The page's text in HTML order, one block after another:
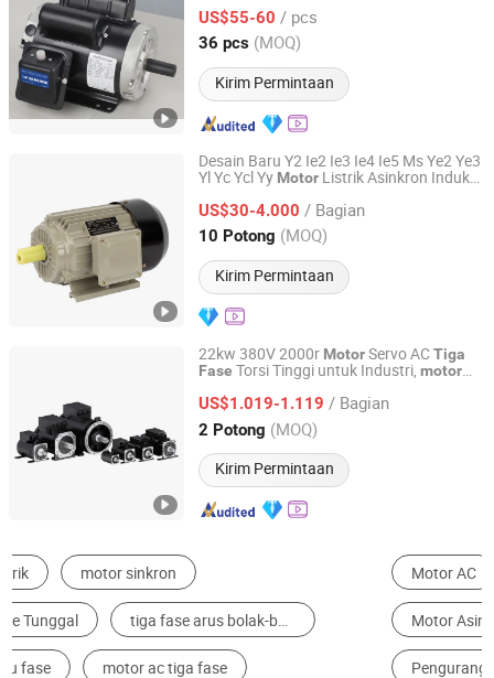
US$55-60 / pcs
36 pcs (MOQ)
Kirim Permintaan
Zhejiang, China Harga mulai 2011
Desain Baru Y2 Ie2 Ie3 Ie4 Ie5 Ms Ye2 Ye3
Yl Yc Ycl Yy Motor Listrik Asinkron Induksi
Kompresor Pengurang Kipas Blower
US$30-4.000 / Bagian
10 Potong (MOQ)
Kirim Permintaan
Zhejiang Quanda Electric motor Co., Ltd.
Zhejiang, China Harga mulai 2020
22kw 380V 2000r MotorServo ACTiga
Fase Torsi Tinggi untuk Industri, motor
US$1.019-1.119 / Bagian
2 Potong (MOQ)
Kirim Permintaan
Xiamen Tungsten Motor Industry Co., Ltd.
Fujian, China Harga mulai 2026
Motor AC
Motor Asinkron Motor Stepper Motor DC
Pengurang Kecepatan